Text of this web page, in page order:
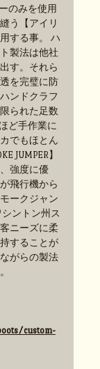
のみを使用
う【アイリ
する事。 ハ
製法は他社
す。それら
を完璧に防
ンドクラフ
られた足数
ど手作業に
でもほとん
JUMPER】
強度に優
飛行機から
ークジャン
ントン州ス
ニーズに柔
することが
がらの製法
custom-